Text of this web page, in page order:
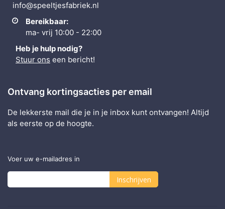
info@speeltjesfabriek.nl
Bereikbaar:
ma- vrij 10:00 - 22:00
Heb je hulp nodig?
Stuur ons een bericht!
Ontvang kortingsacties per email
De lekkerste mail die je in je inbox kunt ontvangen! Altijd
als eerste op de hoogte.
Voer uw e-mailadres in
Inschrijven